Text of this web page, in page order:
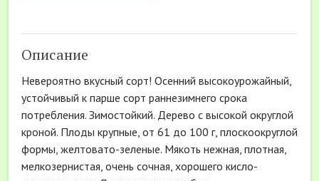
Описание
Невероятно вкусный сорт! Осенний высокоурожайный,
устойчивый к парше сорт раннезимнего срока
потребления. Зимостойкий. Дерево с высокой округлой
кроной. Плоды крупные, от 61 до 100 г, плоскоокруглой
формы, желтовато-зеленые. Мякоть нежная, плотная,
мелкозернистая, очень сочная, хорошего кисло-